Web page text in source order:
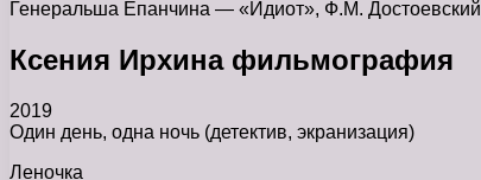
Генеральша Епанчина — «Идиот», Ф.М. Достоевский
Ксения Ирхина фильмография
2019
Один день, одна ночь (детектив, экранизация)
Леночка